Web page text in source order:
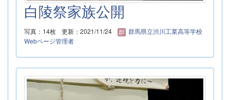
白陵祭家族公開
写真：14枚 更新：2021/11/24
群馬県立渋川工業高等学校
Webページ管理者